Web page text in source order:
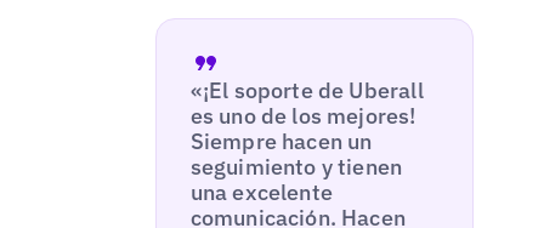
«¡El soporte de Uberall
es uno de los mejores!
Siempre hacen un
seguimiento y tienen
una excelente
comunicación. Hacen